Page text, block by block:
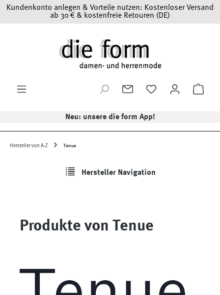
Zum Hauptinhalt springen
Kundenkonto anlegen & Vorteile nutzen: Kostenloser Versand
ab 30 € & kostenfreie Retouren (DE)
Neu: unsere die form App!
Hersteller von A-Z Tenue
Hersteller Navigation
Produkte von Tenue